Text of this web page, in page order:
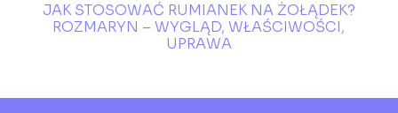
JAK STOSOWAĆ RUMIANEK NA ŻOŁĄDEK?
ROZMARYN – WYGLĄD, WŁAŚCIWOŚCI,
UPRAWA